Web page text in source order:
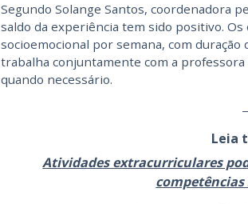
Segundo Solange Santos, coordenadora
saldo da experiência tem sido positivo.
socioemocional por semana, com
trabalha conjuntamente com a
quando necessário.
Leia
Atividades extracurriculares